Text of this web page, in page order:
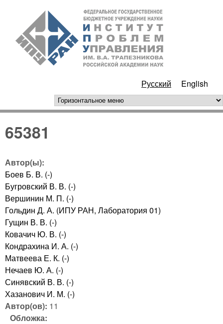
Перейти к основному
содержанию
РАН
Русский English
горизонтальное меню
65381
Автор(ы):
Боев Б. В. (-)
Бугровский В. В. (-)
Вершинин М. П. (-)
Гольдин Д. А. (ИПУ РАН, Лаборатория 01)
Гущин В. В. (-)
Ковачич Ю. В. (-)
Кондрахина И. А. (-)
Матвеева Е. К. (-)
Нечаев Ю. А. (-)
Синявский В. В. (-)
Хазанович И. М. (-)
Автор(ов): 11
Обложка: